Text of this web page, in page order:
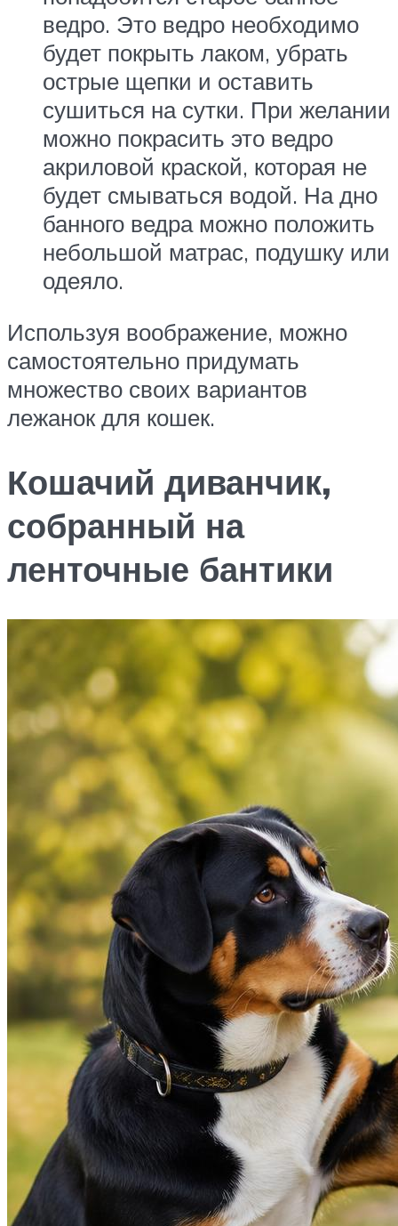
ведро. Это ведро необходимо
будет покрыть лаком, убрать
острые щепки и оставить
сушиться на сутки. При желании
можно покрасить это ведро
акриловой краской, которая не
будет смываться водой. На дно
банного ведра можно положить
небольшой матрас, подушку или
одеяло.
Используя воображение, можно
самостоятельно придумать
множество своих вариантов
лежанок для кошек.
Кошачий диванчик,
собранный на
ленточные бантики